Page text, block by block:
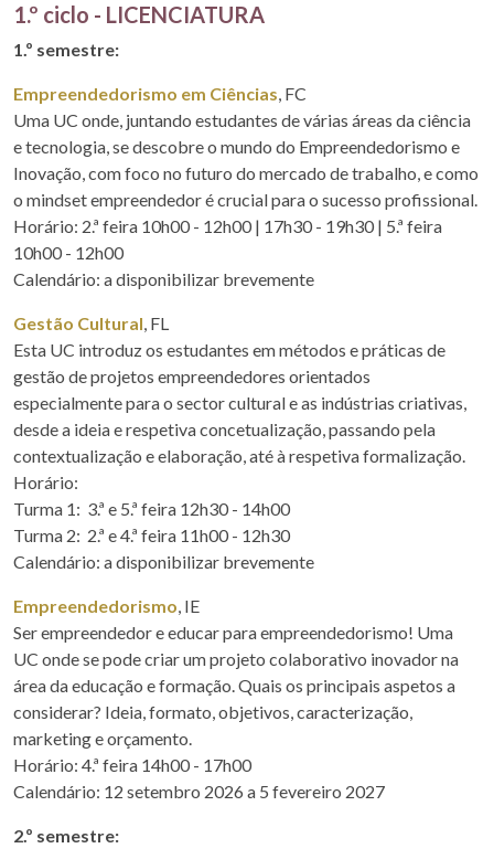
1.º ciclo - LICENCIATURA
1.º semestre:
Empreendedorismo em Ciências, FC
Uma UC onde, juntando estudantes de várias áreas da ciência
e tecnologia, se descobre o mundo do Empreendedorismo e
Inovação, com foco no futuro do mercado de trabalho, e como
o mindset empreendedor é crucial para o sucesso profissional.
Horário: 2.ª feira 10h00 - 12h00 | 17h30 - 19h30 | 5.ª feira
10h00 - 12h00
Calendário: a disponibilizar brevemente
Gestão Cultural, FL
Esta UC introduz os estudantes em métodos e práticas de
gestão de projetos empreendedores orientados
especialmente para o sector cultural e as indústrias criativas,
desde a ideia e respetiva concetualização, passando pela
contextualização e elaboração, até à respetiva formalização.
Horário:
Turma 1: 3.ª e 5.ª feira 12h30 - 14h00
Turma 2: 2.ª e 4.ª feira 11h00 - 12h30
Calendário: a disponibilizar brevemente
Empreendedorismo, IE
Ser empreendedor e educar para empreendedorismo! Uma
UC onde se pode criar um projeto colaborativo inovador na
área da educação e formação. Quais os principais aspetos a
considerar? Ideia, formato, objetivos, caracterização,
marketing e orçamento.
Horário: 4.ª feira 14h00 - 17h00
Calendário: 12 setembro 2026 a 5 fevereiro 2027
2.º semestre: